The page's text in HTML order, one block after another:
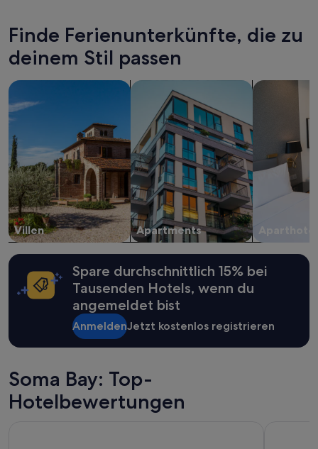
den
letzten
24 Stunden
für
einen
Aufenthalt
mit
1 Übernachtung
2 Erwachsenen
gefunden
wurde.
Preise
und
Verfügbarkeiten
können
sich
ändern.
Es
können
zusätzliche
Bedingungen
Finde Ferienunterkünfte, die zu
deinem Stil passen
Villen
Suche nach Villen
Apartments
Suche nach ApartmentsSuche nach
Spare durchschnittlich 15% bei
Tausenden Hotels, wenn du
angemeldet bist
AnmeldenJetzt kostenlos registrieren
Soma Bay: Top-
Hotelbewertungen